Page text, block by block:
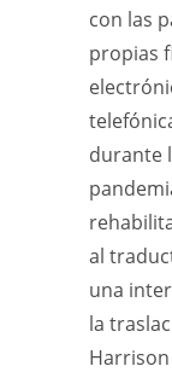
con las
propias
durante
al
una
la